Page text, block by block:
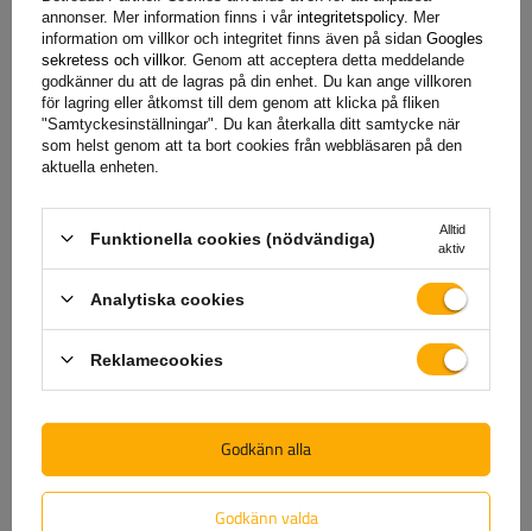
Garanti
När du köper en produkt från vårt sortiment får du 2 års
garanti.Tack vare detta kan du använda den utan att oroa
dig för konsekvenserna av ett eventuellt fel. För att
säkerställa din tillfredsställelse har vi förenklat processen för
att lämna in eventuella reklamationer så mycket som möjligt
– allt du behöver göra är attfyll i och skicka in formuläret
som finns på vår webbplats.
Hjälp
Har du frågor om valet eller användningen av våra
produkter? Kontakta oss! Unitrailers specialister ger dig
gärna all information du behöver.
annonser. Mer information finns i vår integritetspolicy. Mer
information om villkor och integritet finns även på sidan Googles
sekretess och villkor. Genom att acceptera detta meddelande
godkänner du att de lagras på din enhet. Du kan ange villkoren
för lagring eller åtkomst till dem genom att klicka på fliken
"Samtyckesinställningar". Du kan återkalla ditt samtycke när
som helst genom att ta bort cookies från webbläsaren på den
aktuella enheten.
Funktionella cookies (nödvändiga)
Alltid
aktiv
Analytiska cookies
Reklamecookies
Godkänn valda
Godkänn alla